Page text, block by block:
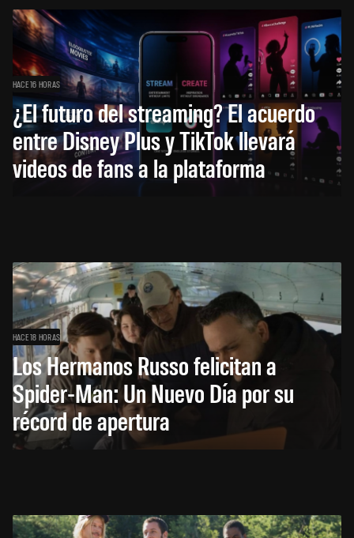
HACE 16 HORAS
¿El futuro del streaming? El acuerdo
entre Disney Plus y TikTok llevará
videos de fans a la plataforma
HACE 18 HORAS
Los Hermanos Russo felicitan a
Spider-Man: Un Nuevo Día por su
récord de apertura